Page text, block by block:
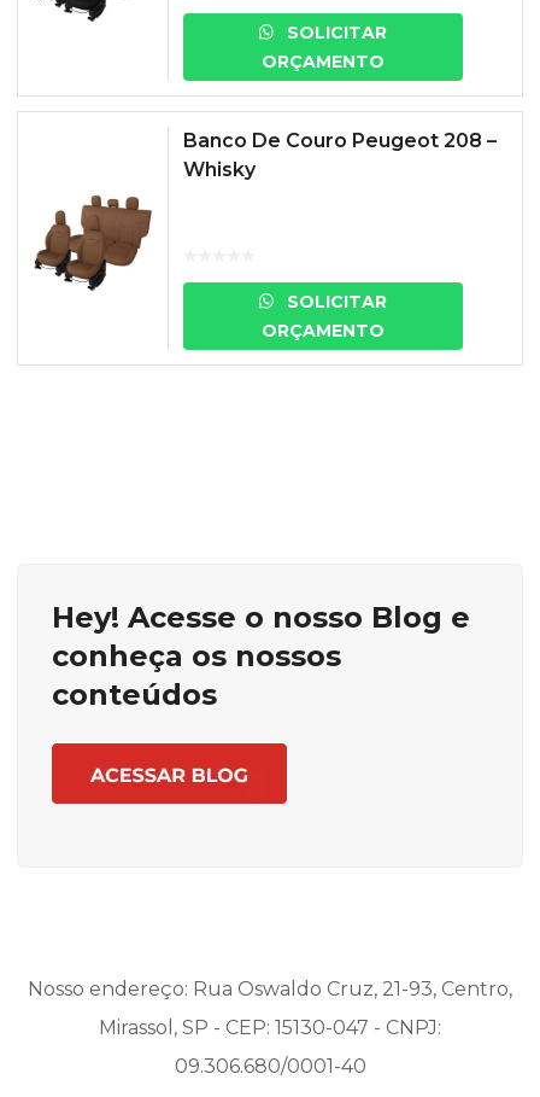
SOLICITAR
ORÇAMENTO
Banco De Couro Peugeot 208 –
Whisky
SOLICITAR
ORÇAMENTO
Hey! Acesse o nosso Blog e
conheça os nossos
conteúdos
Nosso endereço: Rua Oswaldo Cruz, 21-93, Centro,
Mirassol, SP - CEP: 15130-047 - CNPJ:
09.306.680/0001-40